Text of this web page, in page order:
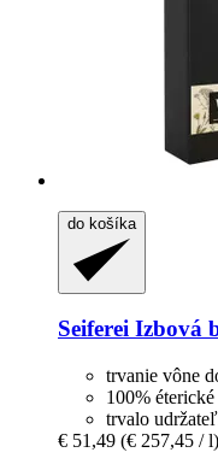
do košíka
Seiferei Izbová
trvanie vône
100%
trvalo
€ 51,49 (€ 257,45 / l)